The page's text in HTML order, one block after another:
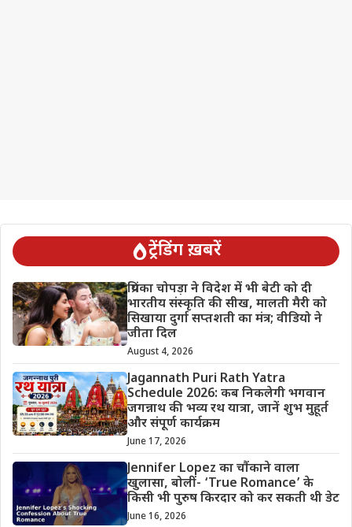
ट्रेंडिंग ख़बरें
प्रियंका चोपड़ा ने विदेश में भी बेटी को दी
भारतीय संस्कृति की सीख, मालती मैरी को
सिखाया दुर्गा सप्तशती का मंत्र; वीडियो ने
जीता दिल
August 4, 2026
Jagannath Puri Rath Yatra
Schedule 2026: कब निकलेगी भगवान
जगन्नाथ की भव्य रथ यात्रा, जानें शुभ मुहूर्त
और संपूर्ण कार्यक्रम
June 17, 2026
Jennifer Lopez का चौंकाने वाला
खुलासा, बोलीं- ‘True Romance’ के
किसी भी पुरुष किरदार को कर सकती थी डेट
June 16, 2026